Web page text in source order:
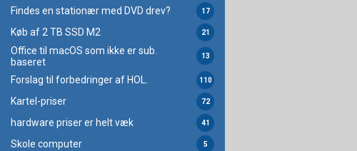
Findes en stationær med DVD drev? 17
Køb af 2 TB SSD M2 21
Office til macOS som ikke er sub.
baseret
13
Forslag til forbedringer af HOL. 110
Kartel-priser 72
hardware priser er helt væk 41
Skole computer 5